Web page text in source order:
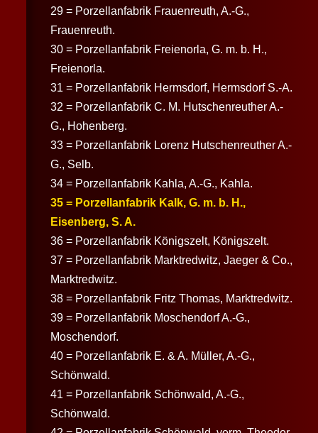
29 = Porzellanfabrik Frauenreuth, A.-G.,
Frauenreuth.
30 = Porzellanfabrik Freienorla, G. m. b. H.,
Freienorla.
31 = Porzellanfabrik Hermsdorf, Hermsdorf S.-A.
32 = Porzellanfabrik C. M. Hutschenreuther A.-
G., Hohenberg.
33 = Porzellanfabrik Lorenz Hutschenreuther A.-
G., Selb.
34 = Porzellanfabrik Kahla, A.-G., Kahla.
35 = Porzellanfabrik Kalk, G. m. b. H.,
Eisenberg, S. A.
36 = Porzellanfabrik Königszelt, Königszelt.
37 = Porzellanfabrik Marktredwitz, Jaeger & Co.,
Marktredwitz.
38 = Porzellanfabrik Fritz Thomas, Marktredwitz.
39 = Porzellanfabrik Moschendorf A.-G.,
Moschendorf.
40 = Porzellanfabrik E. & A. Müller, A.-G.,
Schönwald.
41 = Porzellanfabrik Schönwald, A.-G.,
Schönwald.